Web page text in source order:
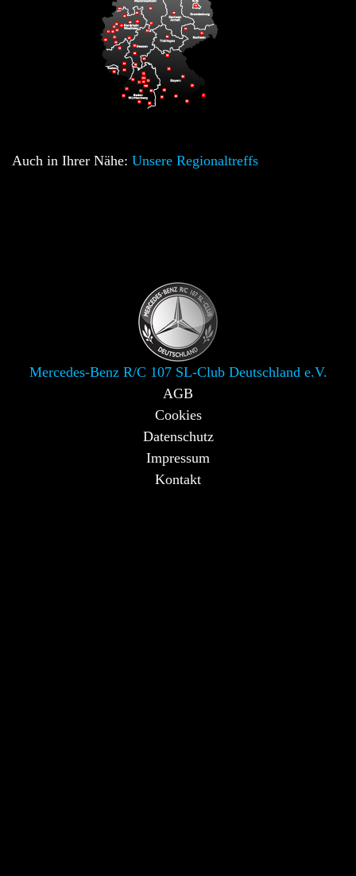
Auch in Ihrer Nähe: Unsere Regionaltreffs
Mercedes-Benz R/C 107 SL-Club Deutschland e.V.
AGB
Cookies
Datenschutz
Impressum
Kontakt